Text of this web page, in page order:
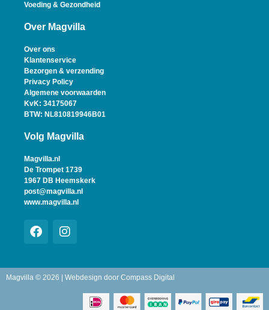
Voeding & Gezondheid
Over Magvilla
Over ons
Klantenservice
Bezorgen & verzending
Privacy Policy
Algemene voorwaarden
KvK: 34175067
BTW: NL810819946B01
Volg Magvilla
Magvilla.nl
De Trompet 1739
1967 DB Heemskerk
post@magvilla.nl
www.magvilla.nl
Magvilla © 2026 | Webdesign door Compass Digital